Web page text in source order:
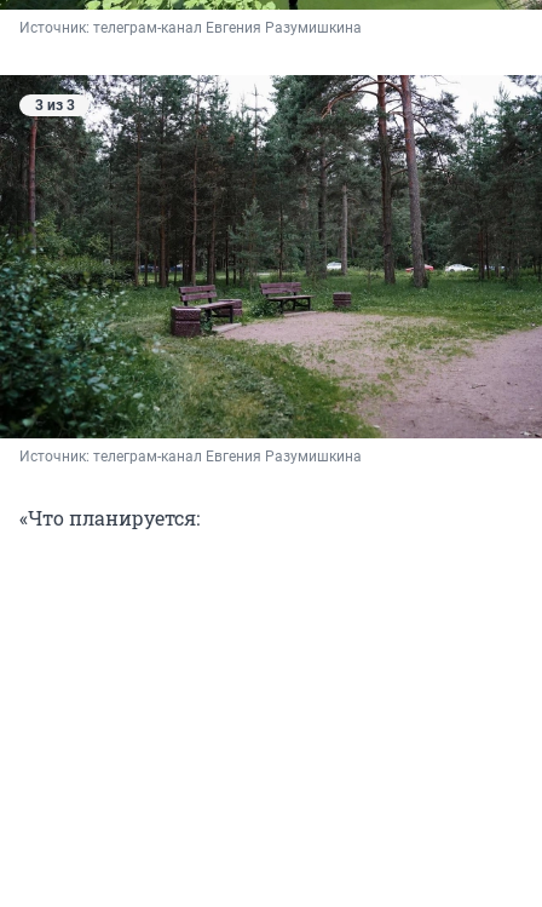
Источник: телеграм-канал Евгения Разумишкина
3 из 3
Источник: телеграм-канал Евгения Разумишкина
«Что планируется: